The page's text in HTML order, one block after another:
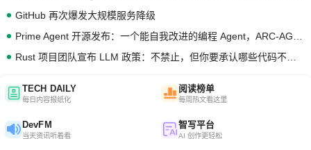
GitHub 再次爆发大规模服务降级
TECH DAILY
每日内容报纸化
阅读榜单
每周热文看这里
DevFM
当天资讯听着看
智写平台
AI 创作更轻松